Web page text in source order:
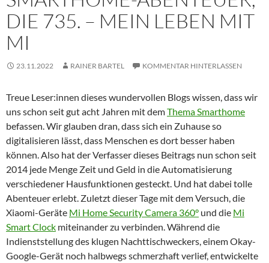
DIE 735. – MEIN LEBEN MIT
MI
23.11.2022 RAINER BARTEL KOMMENTAR HINTERLASSEN
Treue Leser:innen dieses wundervollen Blogs wissen, dass wir
uns schon seit gut acht Jahren mit demThema Smarthome
befassen. Wir glauben dran, dass sich ein Zuhause so
digitalisieren lässt, dass Menschen es dort besser haben
können. Also hat der Verfasser dieses Beitrags nun schon seit
2014 jede Menge Zeit und Geld in die Automatisierung
verschiedener Hausfunktionen gesteckt. Und hat dabei tolle
Abenteuer erlebt. Zuletzt dieser Tage mit dem Versuch, die
Xiaomi-Geräte Mi Home Security Camera 360° und die Mi
Smart Clock miteinander zu verbinden. Während die
Indienststellung des klugen Nachttischweckers, einem Okay-
Google-Gerät noch halbwegs schmerzhaft verlief, entwickelte